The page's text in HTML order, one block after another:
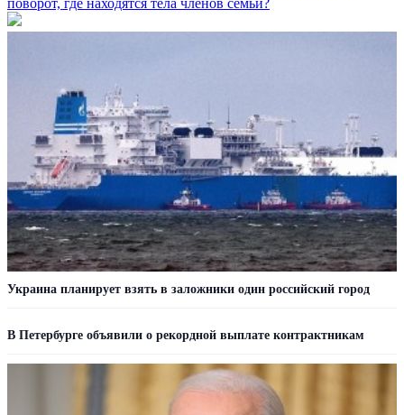
Украина планирует взять в заложники один российский город
В Петербурге объявили о рекордной выплате контрактникам